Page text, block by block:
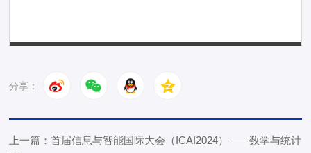
分享：
上一篇：首届信息与智能国际大会（ICAI2024）——数学与统计